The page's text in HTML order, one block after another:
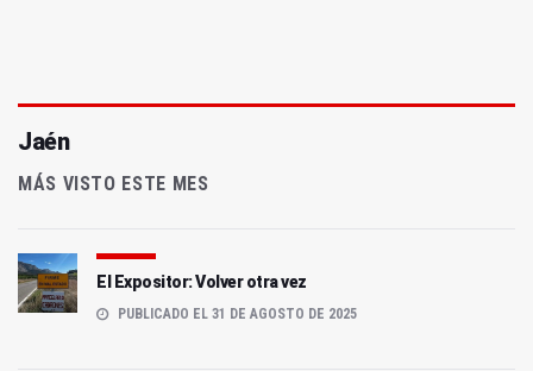
Jaén
MÁS VISTO ESTE MES
El Expositor: Volver otra vez
PUBLICADO EL 31 DE AGOSTO DE 2025